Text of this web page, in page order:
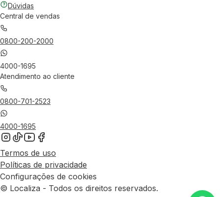
Dúvidas
Central de vendas
0800-200-2000
4000-1695
Atendimento ao cliente
0800-701-2523
4000-1695
Termos de uso
Políticas de privacidade
Configurações de cookies
© Localiza - Todos os direitos reservados.